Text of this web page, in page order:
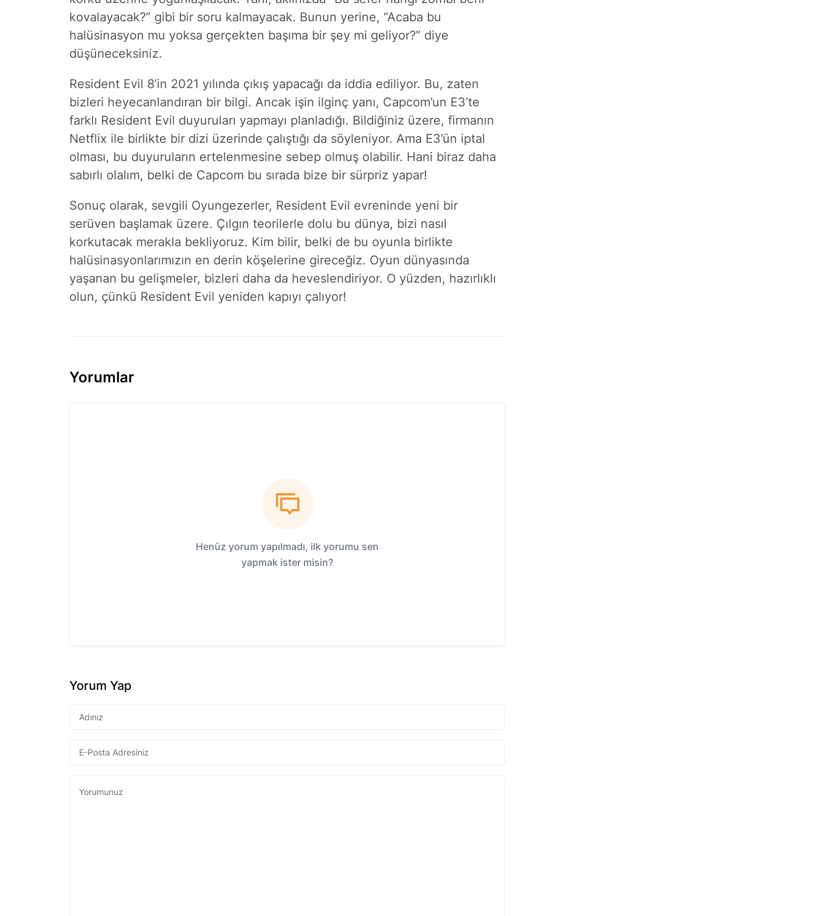
kovalayacak?” gibi bir soru kalmayacak. Bunun yerine, “Acaba bu
halüsinasyon mu yoksa gerçekten başıma bir şey mi geliyor?” diye
düşüneceksiniz.
Resident Evil 8’in 2021 yılında çıkış yapacağı da iddia ediliyor. Bu, zaten
bizleri heyecanlandıran bir bilgi. Ancak işin ilginç yanı, Capcom’un E3’te
farklı Resident Evil duyuruları yapmayı planladığı. Bildiğiniz üzere, firmanın
Netflix ile birlikte bir dizi üzerinde çalıştığı da söyleniyor. Ama E3’ün iptal
olması, bu duyuruların ertelenmesine sebep olmuş olabilir. Hani biraz daha
sabırlı olalım, belki de Capcom bu sırada bize bir sürpriz yapar!
Sonuç olarak, sevgili Oyungezerler, Resident Evil evreninde yeni bir
serüven başlamak üzere. Çılgın teorilerle dolu bu dünya, bizi nasıl
korkutacak merakla bekliyoruz. Kim bilir, belki de bu oyunla birlikte
halüsinasyonlarımızın en derin köşelerine gireceğiz. Oyun dünyasında
yaşanan bu gelişmeler, bizleri daha da heveslendiriyor. O yüzden, hazırlıklı
olun, çünkü Resident Evil yeniden kapıyı çalıyor!
Yorumlar
Henüz yorum yapılmadı, ilk yorumu sen
yapmak ister misin?
Yorum Yap